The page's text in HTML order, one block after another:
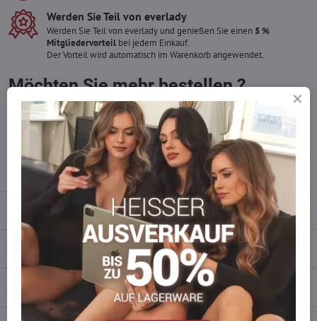
Werden Sie Teil von everlady
Werden Sie Teil von everlady und genießen Sie einen 5 %
Mitgliedervorteil bei jedem Einkauf.
Der Vorteil wird automatisch im Warenkorb angewendet.
Möchten Sie mehr bestellen ?
Zögern Sie nicht, uns zu kontaktieren, wir füllen die Ware für Sie
wieder auf!
info​​@everlady​​.eu
Bewertungen
Diskussion 0